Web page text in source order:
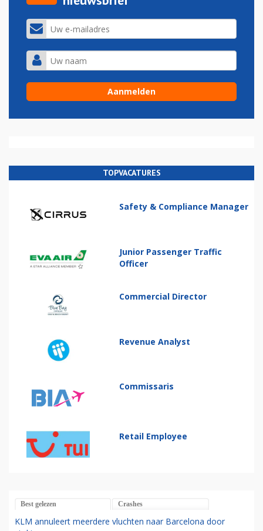
TOPVACATURES
Safety & Compliance Manager
Junior Passenger Traffic
Officer
Commercial Director
Revenue Analyst
Commissaris
Retail Employee
Best gelezen Crashes
KLM annuleert meerdere vluchten naar Barcelona door